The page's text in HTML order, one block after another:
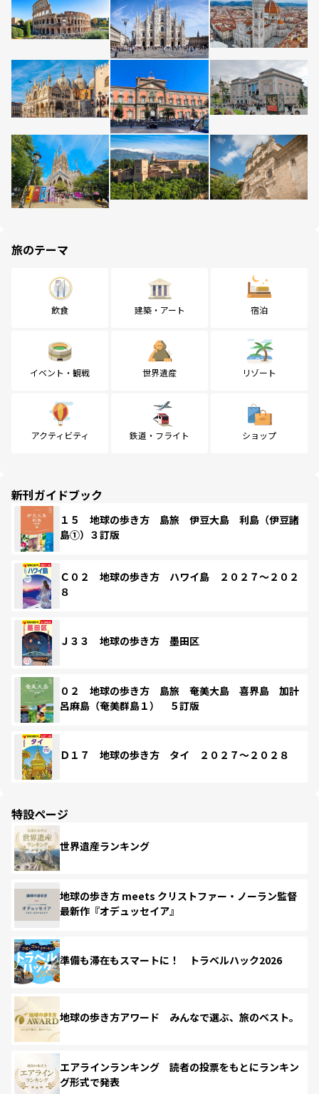
旅のテーマ
飲食 建築・アート 宿泊
イベント・観戦 世界遺産 リゾート
アクティビティ 鉄道・フライト ショップ
新刊ガイドブック
１５ 地球の歩き方 島旅 伊豆大島 利島（伊豆諸
島①）３訂版
Ｃ０２ 地球の歩き方 ハワイ島 ２０２７～２０２
８
Ｊ３３ 地球の歩き方 墨田区
０２ 地球の歩き方 島旅 奄美大島 喜界島 加計
呂麻島（奄美群島１） ５訂版
Ｄ１７ 地球の歩き方 タイ ２０２７～２０２８
特設ページ
世界遺産ランキング
地球の歩き方 meets クリストファー・ノーラン監督
最新作『オデュッセイア』
準備も滞在もスマートに！ トラベルハック2026
地球の歩き方アワード みんなで選ぶ、旅のベスト。
エアラインランキング 読者の投票をもとにランキン
グ形式で発表